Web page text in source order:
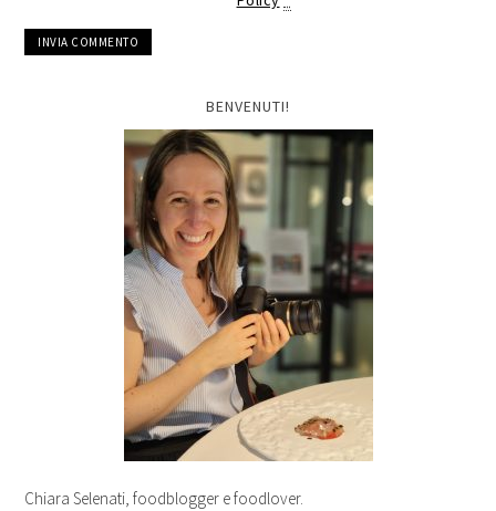
BENVENUTI!
Chiara Selenati, foodblogger e foodlover.